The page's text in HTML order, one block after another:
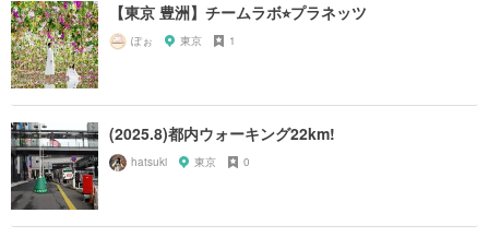
【東京 豊洲】チームラボ⭐︎プラネッツ
ぽぉ 東京 1
(2025.8)都内ウォーキング22km!
hatsuki 東京 0